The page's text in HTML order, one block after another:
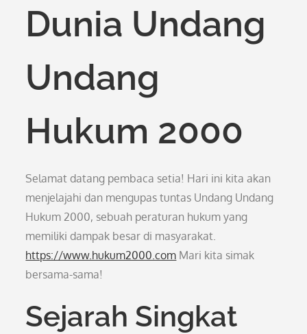
Dunia Undang
Undang
Hukum 2000
Selamat datang pembaca setia! Hari ini kita akan
menjelajahi dan mengupas tuntas Undang Undang
Hukum 2000, sebuah peraturan hukum yang
memiliki dampak besar di masyarakat.
https://www.hukum2000.com Mari kita simak
bersama-sama!
Sejarah Singkat